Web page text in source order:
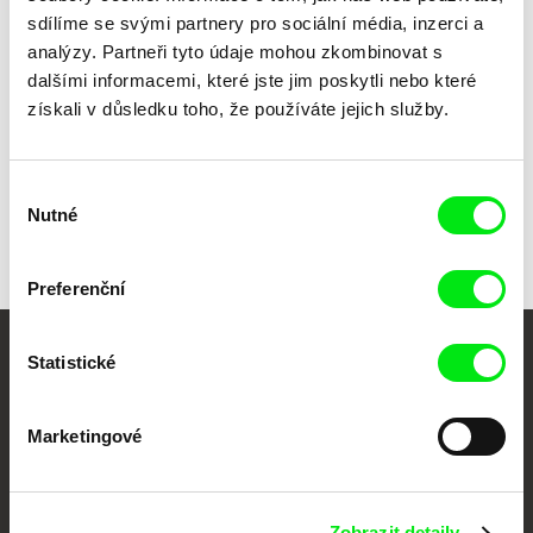
sdílíme se svými partnery pro sociální média, inzerci a
analýzy. Partneři tyto údaje mohou zkombinovat s
dalšími informacemi, které jste jim poskytli nebo které
získali v důsledku toho, že používáte jejich služby.
souhlasu
Nutné
Preferenční
Statistické
Marketingové
Ruské obláčky kouře Nízký let
dokumentární kino
každý týden